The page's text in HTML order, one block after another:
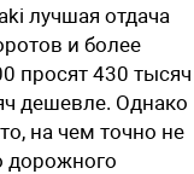
лучшая отдача
и более
просят 430 тысяч
дешевле. Однако
на чем точно не
дорожного